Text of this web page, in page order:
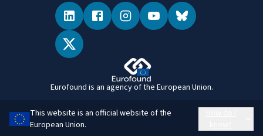
Eurofound is an agency of the European Union.
This website is an official website of the
European Union.